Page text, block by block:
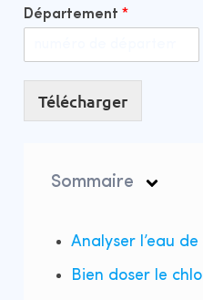
Département *
Télécharger
Sommaire
Analyser l’eau
Bien doser le